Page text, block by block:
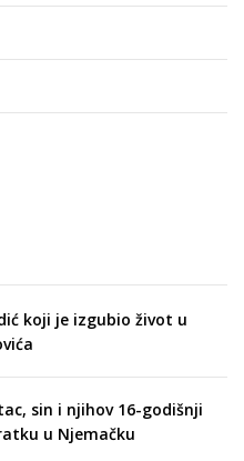
koji je izgubio život u
sin i njihov 16-godišnji
u Njemačku